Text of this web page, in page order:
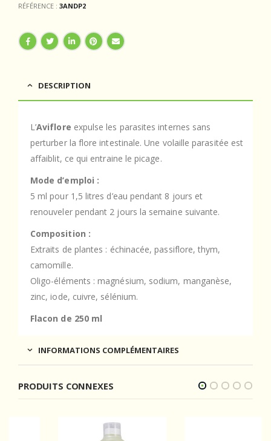
RÉFÉRENCE : 3ANDP2
DESCRIPTION
L’Aviflore expulse les parasites internes sans
perturber la flore intestinale. Une volaille parasitée est
affaiblit, ce qui entraine le picage.
Mode d’emploi :
5 ml pour 1,5 litres d’eau pendant 8 jours et
renouveler pendant 2 jours la semaine suivante.
Composition :
Extraits de plantes : échinacée, passiflore, thym,
camomille.
Oligo-éléments : magnésium, sodium, manganèse,
zinc, iode, cuivre, sélénium.
Flacon de 250 ml
INFORMATIONS COMPLÉMENTAIRES
PRODUITS CONNEXES